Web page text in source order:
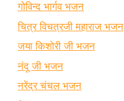
गोविन्द भार्गव भजन
चित्र विचत्रजी महाराज भजन
जया किशोरी जी भजन
नंदू जी भजन
नरेंद्र चंचल भजन